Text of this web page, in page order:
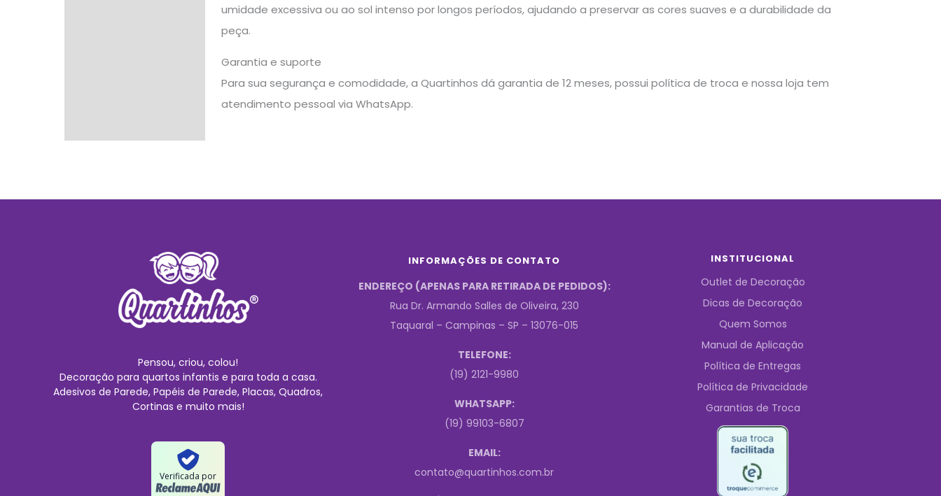
umidade excessiva ou ao sol intenso por longos períodos, ajudando a preservar as cores suaves e a durabilidade da
peça.
Garantia e suporte
Para sua segurança e comodidade, a Quartinhos dá garantia de 12 meses, possui política de troca e nossa loja tem
atendimento pessoal via WhatsApp.
Pensou, criou, colou!
Decoração para quartos infantis e para toda a casa.
Adesivos de Parede, Papéis de Parede, Placas, Quadros,
Cortinas e muito mais!
Verificada por
INFORMAÇÕES DE CONTATO
ENDEREÇO (APENAS PARA RETIRADA DE PEDIDOS):
Rua Dr. Armando Salles de Oliveira, 230
Taquaral – Campinas – SP – 13076-015
TELEFONE:
(19) 2121-9980
WHATSAPP:
(19) 99103-6807
EMAIL:
contato@quartinhos.com.br
INSTITUCIONAL
Outlet de Decoração
Dicas de Decoração
Quem Somos
Manual de Aplicação
Política de Entregas
Política de Privacidade
Garantias de Troca